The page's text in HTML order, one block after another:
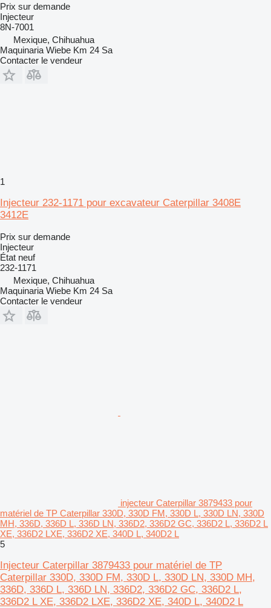
Prix sur demande
Injecteur
8N-7001
Mexique, Chihuahua
Maquinaria Wiebe Km 24 Sa
Contacter le vendeur
1
Injecteur 232-1171 pour excavateur Caterpillar 3408E
3412E
Prix sur demande
Injecteur
État neuf
232-1171
Mexique, Chihuahua
Maquinaria Wiebe Km 24 Sa
Contacter le vendeur
injecteur Caterpillar 3879433 pour
matériel de TP Caterpillar 330D, 330D FM, 330D L, 330D LN, 330D
MH, 336D, 336D L, 336D LN, 336D2, 336D2 GC, 336D2 L, 336D2 L
XE, 336D2 LXE, 336D2 XE, 340D L, 340D2 L
5
Injecteur Caterpillar 3879433 pour matériel de TP
Caterpillar 330D, 330D FM, 330D L, 330D LN, 330D MH,
336D, 336D L, 336D LN, 336D2, 336D2 GC, 336D2 L,
336D2 L XE, 336D2 LXE, 336D2 XE, 340D L, 340D2 L